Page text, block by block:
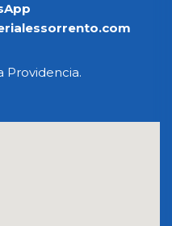
Providencia.